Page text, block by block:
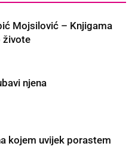
Mojsilović – Knjigama
živote
njena
kojem uvijek porastem